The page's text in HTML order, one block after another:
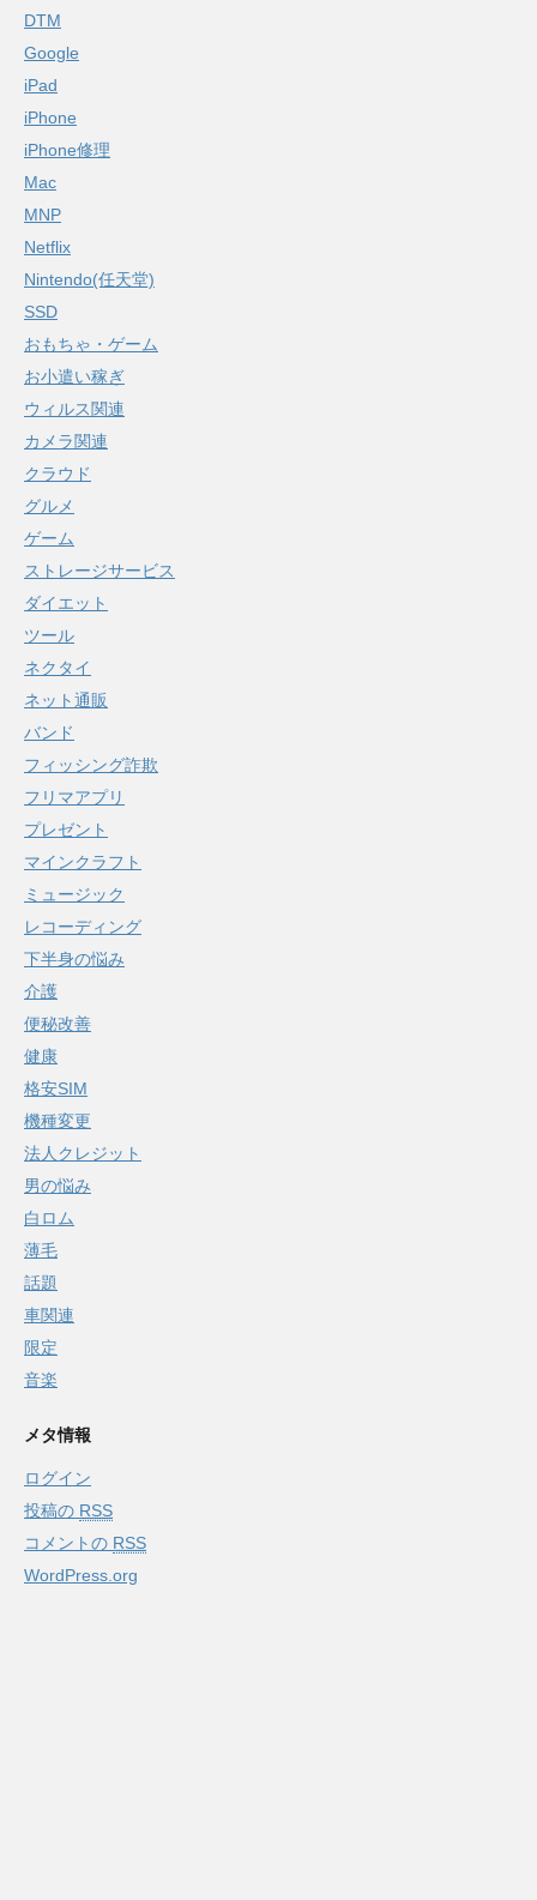
DTM
Google
iPad
iPhone
iPhone修理
Mac
MNP
Netflix
Nintendo(任天堂)
SSD
おもちゃ・ゲーム
お小遣い稼ぎ
ウィルス関連
カメラ関連
クラウド
グルメ
ゲーム
ストレージサービス
ダイエット
ツール
ネクタイ
ネット通販
バンド
フィッシング詐欺
フリマアプリ
プレゼント
マインクラフト
ミュージック
レコーディング
下半身の悩み
介護
便秘改善
健康
格安SIM
機種変更
法人クレジット
男の悩み
白ロム
薄毛
話題
車関連
限定
音楽
メタ情報
ログイン
投稿の RSS
コメントの RSS
WordPress.org